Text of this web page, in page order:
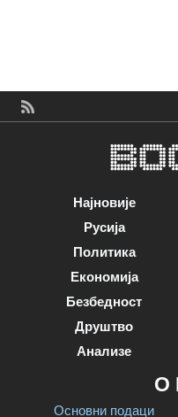
Најновије
Русија
Политика
Економија
Безбедност
Друштво
Анализе
О
Основни подаци